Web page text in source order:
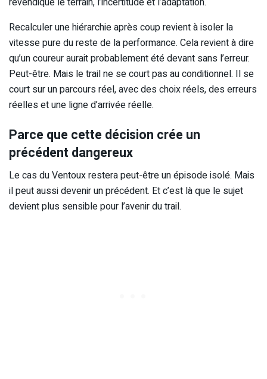
Recalculer une hiérarchie après coup revient à isoler la
vitesse pure du reste de la performance. Cela revient à dire
qu’un coureur aurait probablement été devant sans l’erreur.
Peut-être. Mais le trail ne se court pas au conditionnel. Il se
court sur un parcours réel, avec des choix réels, des erreurs
réelles et une ligne d’arrivée réelle.
Parce que cette décision crée un
précédent dangereux
Le cas du Ventoux restera peut-être un épisode isolé. Mais
il peut aussi devenir un précédent. Et c’est là que le sujet
devient plus sensible pour l’avenir du trail.